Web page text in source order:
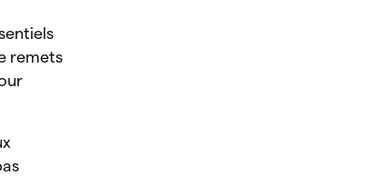
remets